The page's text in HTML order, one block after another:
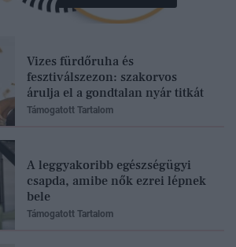
Vizes fürdőruha és
fesztiválszezon: szakorvos
árulja el a gondtalan nyár titkát
Támogatott Tartalom
A leggyakoribb egészségügyi
csapda, amibe nők ezrei lépnek
bele
Támogatott Tartalom